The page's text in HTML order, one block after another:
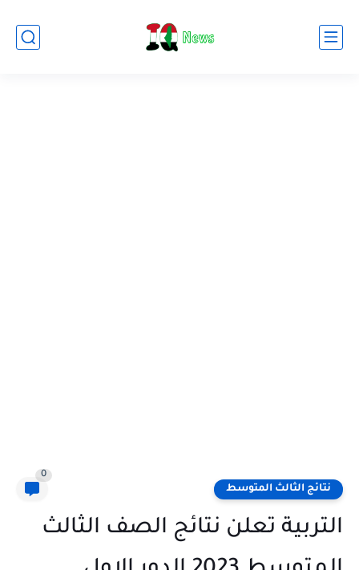
نتائج الثالث المتوسط
0
التربية تعلن نتائج الصف الثالث